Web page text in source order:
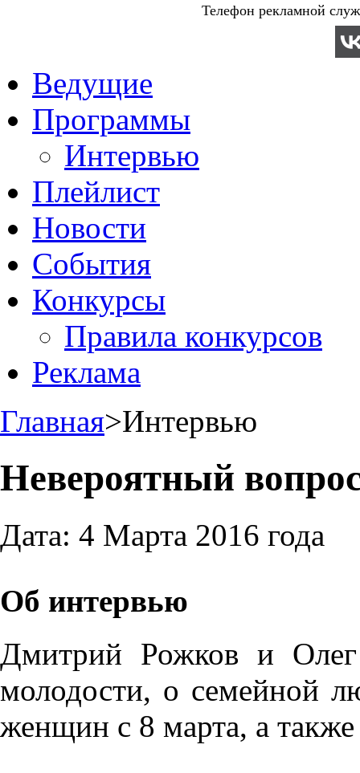
Телефон рекламной
Ведущие
Программы
Интервью
Плейлист
Новости
События
Конкурсы
Правила конкурсов
Реклама
Главная>Интервью
Невероятный
Дата: 4 Марта 2016 года
Об интервью
Дмитрий Рожков и Олег
молодости, о семейной
женщин с 8 марта, а